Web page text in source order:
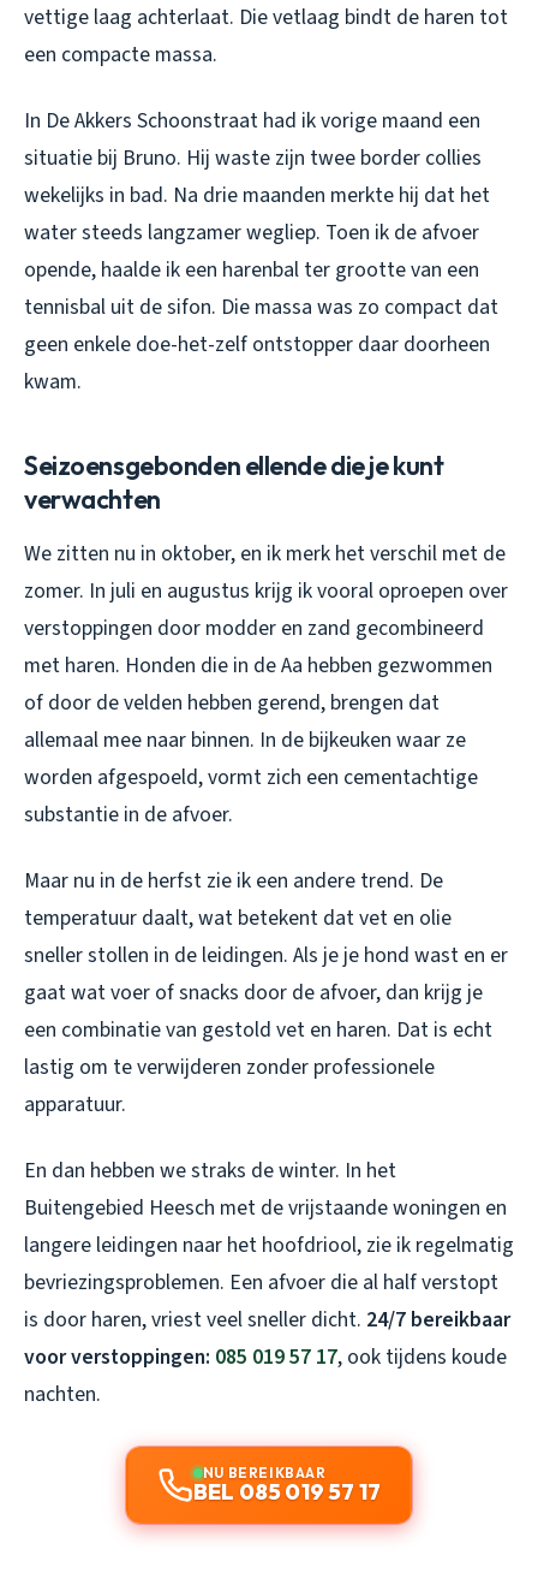
vettige laag achterlaat. Die vetlaag bindt de haren tot
een compacte massa.
In De Akkers Schoonstraat had ik vorige maand een
situatie bij Bruno. Hij waste zijn twee border collies
wekelijks in bad. Na drie maanden merkte hij dat het
water steeds langzamer wegliep. Toen ik de afvoer
opende, haalde ik een harenbal ter grootte van een
tennisbal uit de sifon. Die massa was zo compact dat
geen enkele doe-het-zelf ontstopper daar doorheen
kwam.
Seizoensgebonden ellende die je kunt
verwachten
We zitten nu in oktober, en ik merk het verschil met de
zomer. In juli en augustus krijg ik vooral oproepen over
verstoppingen door modder en zand gecombineerd
met haren. Honden die in de Aa hebben gezwommen
of door de velden hebben gerend, brengen dat
allemaal mee naar binnen. In de bijkeuken waar ze
worden afgespoeld, vormt zich een cementachtige
substantie in de afvoer.
Maar nu in de herfst zie ik een andere trend. De
temperatuur daalt, wat betekent dat vet en olie
sneller stollen in de leidingen. Als je je hond wast en er
gaat wat voer of snacks door de afvoer, dan krijg je
een combinatie van gestold vet en haren. Dat is echt
lastig om te verwijderen zonder professionele
apparatuur.
En dan hebben we straks de winter. In het
Buitengebied Heesch met de vrijstaande woningen en
langere leidingen naar het hoofdriool, zie ik regelmatig
bevriezingsproblemen. Een afvoer die al half verstopt
is door haren, vriest veel sneller dicht. 24/7 bereikbaar
voor verstoppingen: 085 019 57 17, ook tijdens koude
nachten.
NU BEREIKBAAR
BEL 085 019 57 17